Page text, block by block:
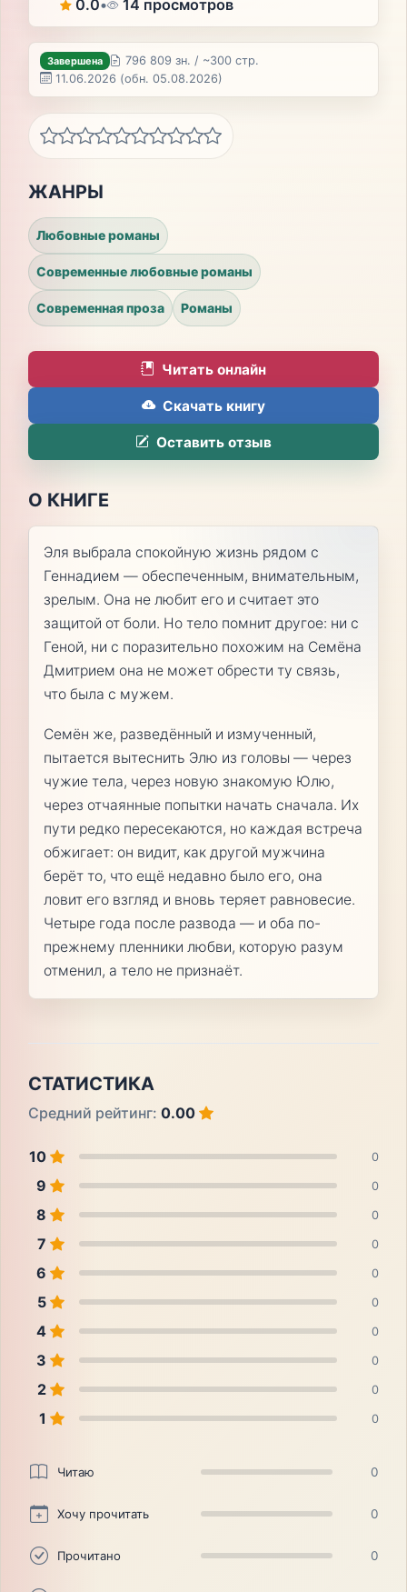
0.0• 14 просмотров
Завершена
796 809 зн. / ~300 стр.
11.06.2026 (обн. 05.08.2026)
ЖАНРЫ
Любовные романы
Современные любовные романы
Современная проза Романы
Читать онлайн
Скачать книгу
Оставить отзыв
О КНИГЕ
Эля выбрала спокойную жизнь рядом с
Геннадием — обеспеченным, внимательным,
зрелым. Она не любит его и считает это
защитой от боли. Но тело помнит другое: ни с
Геной, ни с поразительно похожим на Семёна
Дмитрием она не может обрести ту связь,
что была с мужем.
Семён же, разведённый и измученный,
пытается вытеснить Элю из головы — через
чужие тела, через новую знакомую Юлю,
через отчаянные попытки начать сначала. Их
пути редко пересекаются, но каждая встреча
обжигает: он видит, как другой мужчина
берёт то, что ещё недавно было его, она
ловит его взгляд и вновь теряет равновесие.
Четыре года после развода — и оба по-
прежнему пленники любви, которую разум
отменил, а тело не признаёт.
СТАТИСТИКА
Средний рейтинг: 0.00
10 0
9 0
8 0
7 0
6 0
5 0
4 0
3 0
2 0
1 0
Читаю 0
Хочу прочитать 0
Прочитано 0